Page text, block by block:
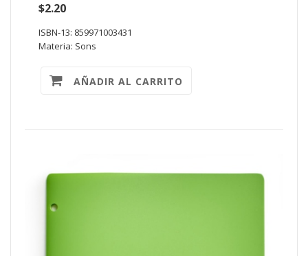
$2.20
ISBN-13: 859971003431
Materia: Sons
AÑADIR AL CARRITO